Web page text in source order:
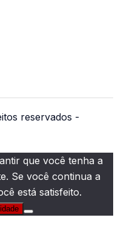
reservados -
que você tenha a
Se você continua a
está satisfeito.